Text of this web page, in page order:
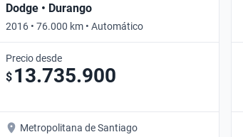
Dodge • Durango
2016 • 76.000 km • Automático
Precio desde
$ 13.735.900
Metropolitana de Santiago